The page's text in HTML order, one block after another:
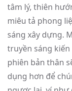
tâm lý, thiên
miêu tả phong
sáng xây dựng.
truyền sáng
phiên bản thân
dụng hơn để